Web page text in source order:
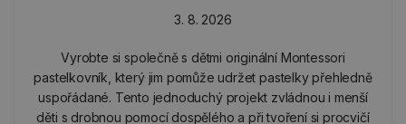
3. 8. 2026
Vyrobte si společně s dětmi originální Montessori
pastelkovník, který jim pomůže udržet pastelky přehledně
uspořádané. Tento jednoduchý projekt zvládnou i menší
děti s drobnou pomocí dospělého a při tvoření si procvičí